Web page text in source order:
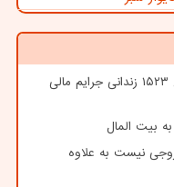
مشارکت ستاد اجرائی فرمان امام در آزادی ۱۵۲۳ زندانی جرایم مالی
نیست به علاوه